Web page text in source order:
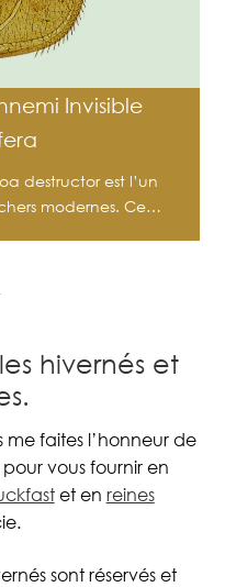
Invisible
destructor est l’un
modernes. Ce…
hivernés et
faites l’honneur de
vous fournir en
et en reines
sont réservés et